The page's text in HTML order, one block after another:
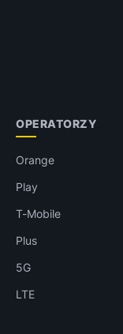
OPERATORZY
Orange
Play
T-Mobile
Plus
5G
LTE